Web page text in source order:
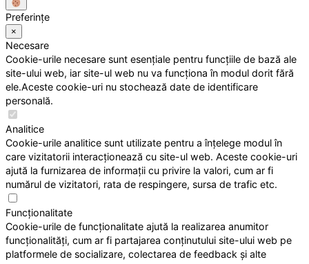
Preferințe
×
Necesare
Cookie-urile necesare sunt esențiale pentru funcțiile de bază ale
site-ului web, iar site-ul web nu va funcționa în modul dorit fără
ele.Aceste cookie-uri nu stochează date de identificare
personală.
Analitice
Cookie-urile analitice sunt utilizate pentru a înțelege modul în
care vizitatorii interacționează cu site-ul web. Aceste cookie-uri
ajută la furnizarea de informații cu privire la valori, cum ar fi
numărul de vizitatori, rata de respingere, sursa de trafic etc.
Funcționalitate
Cookie-urile de funcționalitate ajută la realizarea anumitor
funcționalități, cum ar fi partajarea conținutului site-ului web pe
platformele de socializare, colectarea de feedback și alte